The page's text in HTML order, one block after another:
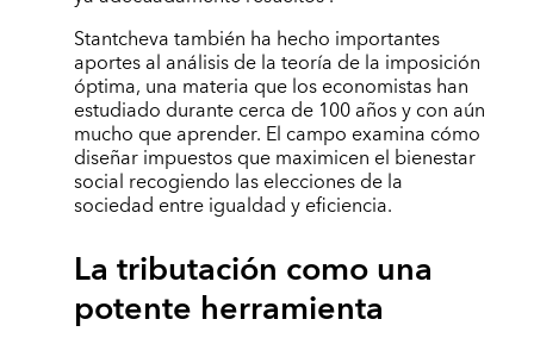
Stantcheva también ha hecho importantes
aportes al análisis de la teoría de la imposición
óptima, una materia que los economistas han
estudiado durante cerca de 100 años y con aún
mucho que aprender. El campo examina cómo
diseñar impuestos que maximicen el bienestar
social recogiendo las elecciones de la
sociedad entre igualdad y eficiencia.
La tributación como una
potente herramienta